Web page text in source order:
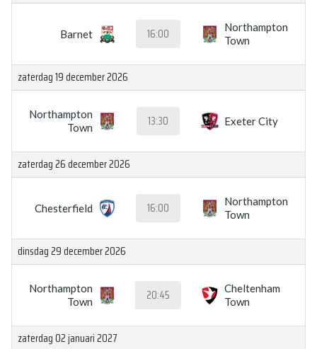
Barnet 16:00
Northampton
Town
zaterdag 19 december 2026
Northampton
Town
13:30 Exeter City
zaterdag 26 december 2026
Chesterfield 16:00
Northampton
Town
dinsdag 29 december 2026
Northampton
Town
20:45
Cheltenham
Town
zaterdag 02 januari 2027